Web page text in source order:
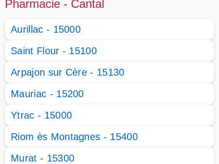
Pharmacie - Cantal
Aurillac - 15000
Saint Flour - 15100
Arpajon sur Cère - 15130
Mauriac - 15200
Ytrac - 15000
Riom ès Montagnes - 15400
Murat - 15300